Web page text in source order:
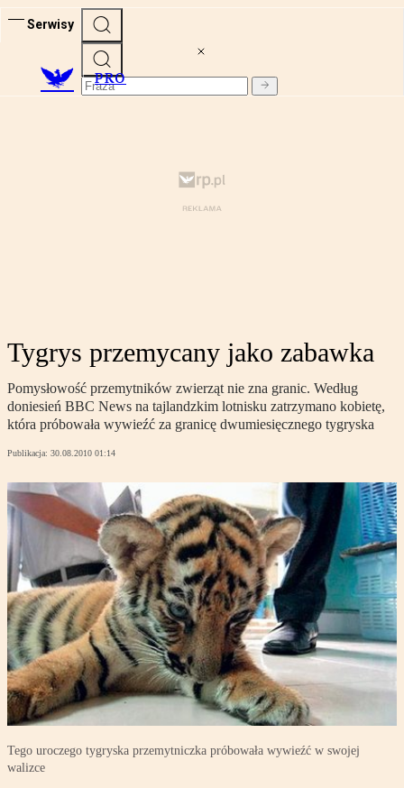
Serwisy
PRO
Tygrys przemycany jako zabawka
Pomysłowość przemytników zwierząt nie zna granic. Według
doniesień BBC News na tajlandzkim lotnisku zatrzymano kobietę,
która próbowała wywieźć za granicę dwumiesięcznego tygryska
Publikacja: 30.08.2010 01:14
Tego uroczego tygryska przemytniczka próbowała wywieźć w swojej
walizce